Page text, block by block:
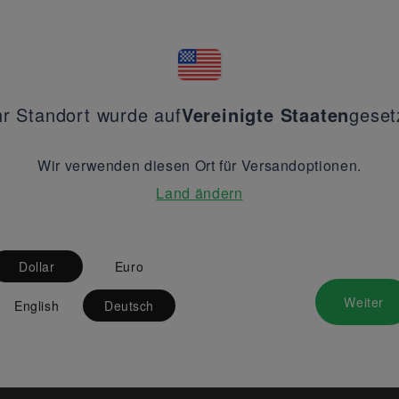
Standort wurde aufVereinigte Staaten
Wir verwenden diesen Ort für Versandoptionen.
Land ändern
Dollar Euro
English Deutsch Weiter